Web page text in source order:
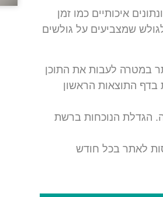
איכותיים כמו זמן
שמצביעים על גולשים
במטרה לעבות את התוכן
בדף התוצאות הראשון
הגדלת הנוכחות ברשת
לאתר בכל חודש